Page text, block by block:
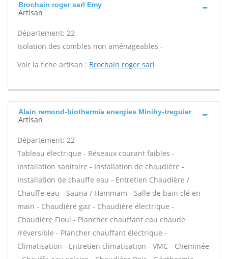
Brochain roger sarl Emy
Artisan
Département: 22
Isolation des combles non aménageables -
Voir la fiche artisan : Brochain roger sarl
Alain remond-biothermia energies Minihy-treguier
Artisan
Département: 22
Tableau électrique - Réseaux courant faibles -
Installation sanitaire - Installation de chaudière -
Installation de chauffe eau - Entretien Chaudière /
Chauffe-eau - Sauna / Hammam - Salle de bain clé en
main - Chaudière gaz - Chaudière électrique -
Chaudière Fioul - Plancher chauffant eau chaude
/réversible - Plancher chauffant électrique -
Climatisation - Entretien climatisation - VMC - Cheminée